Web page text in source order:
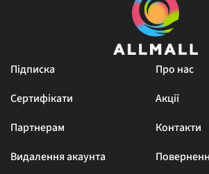
Підписка
Про нас
Сертифікати
Акції
Партнерам
Контакти
Видалення акаунта